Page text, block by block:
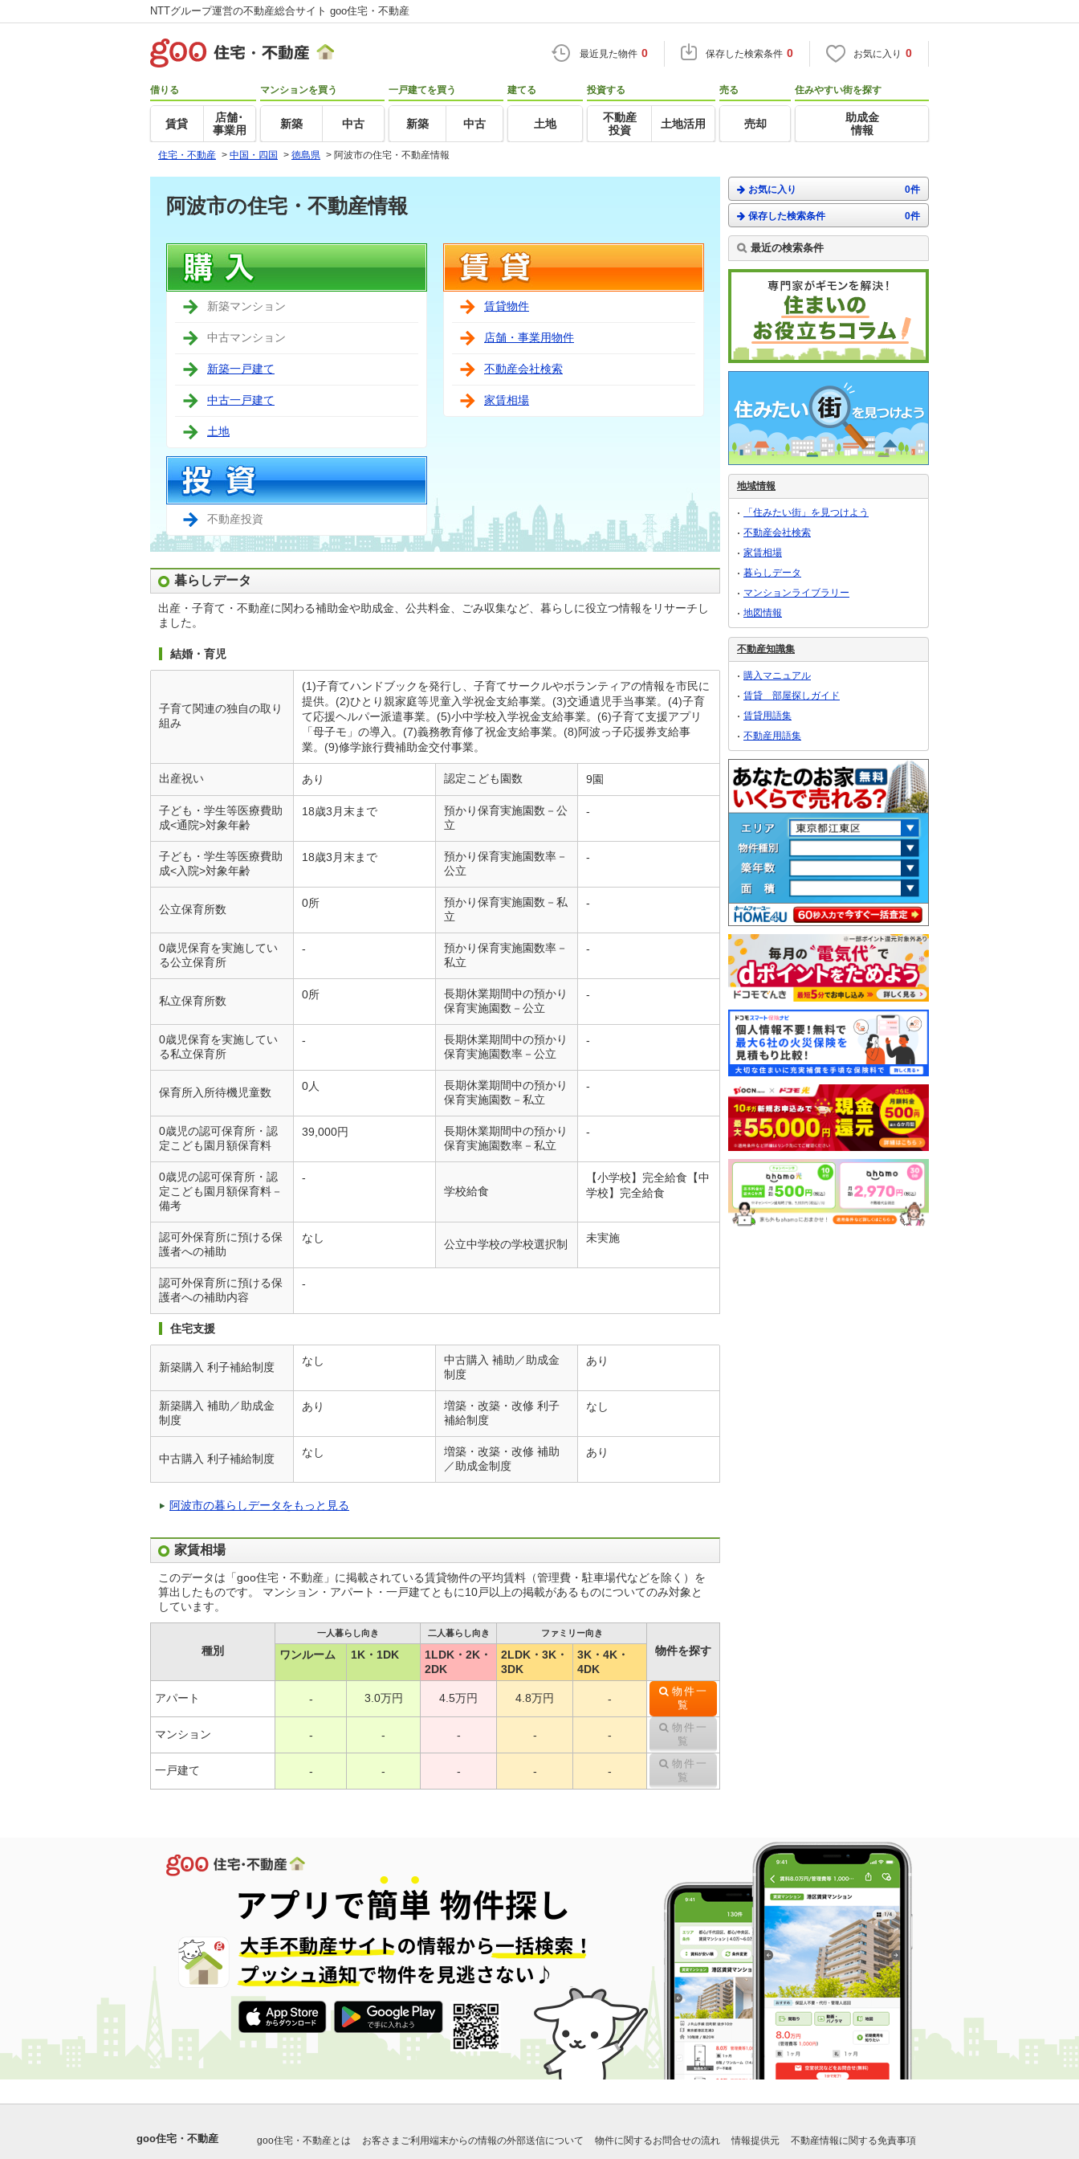
NTTグループ運営の不動産総合サイト goo住宅・不動産
最近見た物件 0 保存した検索条件 0 お気に入り 0
借りる
賃貸
店舗･
事業用
マンションを買う
新築 中古
一戸建てを買う
新築 中古
建てる
土地
投資する
不動産
投資
土地活用
売る
売却
住みやすい街を探す
助成金
情報
住宅・不動産 > 中国・四国 > 徳島県 > 阿波市の住宅・不動産情報
阿波市の住宅・不動産情報
新築マンション
中古マンション
新築一戸建て
中古一戸建て
土地
不動産投資
賃貸物件
店舗・事業用物件
不動産会社検索
家賃相場
暮らしデータ
出産・子育て・不動産に関わる補助金や助成金、公共料金、ごみ収集など、暮らしに役立つ情報をリサーチし
ました。
結婚・育児
子育て関連の独自の取り
組み
(1)子育てハンドブックを発行し、子育てサークルやボランティアの情報を市民に
提供。(2)ひとり親家庭等児童入学祝金支給事業。(3)交通遺児手当事業。(4)子育
て応援ヘルパー派遣事業。(5)小中学校入学祝金支給事業。(6)子育て支援アプリ
「母子モ」の導入。(7)義務教育修了祝金支給事業。(8)阿波っ子応援券支給事
業。(9)修学旅行費補助金交付事業。
出産祝い あり 認定こども園数 9園
子ども・学生等医療費助
成<通院>対象年齢
18歳3月末まで
預かり保育実施園数－公
立
-
子ども・学生等医療費助
成<入院>対象年齢
18歳3月末まで
預かり保育実施園数率－
公立
-
公立保育所数 0所
預かり保育実施園数－私
立
-
0歳児保育を実施してい
る公立保育所
-
預かり保育実施園数率－
私立
-
私立保育所数 0所
長期休業期間中の預かり
保育実施園数－公立
-
0歳児保育を実施してい
る私立保育所
-
長期休業期間中の預かり
保育実施園数率－公立
-
保育所入所待機児童数 0人
長期休業期間中の預かり
保育実施園数－私立
-
0歳児の認可保育所・認
定こども園月額保育料
39,000円
長期休業期間中の預かり
保育実施園数率－私立
-
0歳児の認可保育所・認
定こども園月額保育料－
備考
-
学校給食
【小学校】完全給食【中
学校】完全給食
認可外保育所に預ける保
護者への補助
なし 公立中学校の学校選択制 未実施
認可外保育所に預ける保
護者への補助内容
-
住宅支援
新築購入 利子補給制度 なし
中古購入 補助／助成金
制度
あり
新築購入 補助／助成金
制度
あり
増築・改築・改修 利子
補給制度
なし
中古購入 利子補給制度 なし
増築・改築・改修 補助
／助成金制度
あり
阿波市の暮らしデータをもっと見る
家賃相場
このデータは「goo住宅・不動産」に掲載されている賃貸物件の平均賃料（管理費・駐車場代などを除く）を
算出したものです。 マンション・アパート・一戸建てともに10戸以上の掲載があるものについてのみ対象と
しています。
種別
一人暮らし向き 二人暮らし向き ファミリー向き
物件を探す
ワンルーム 1K・1DK
1LDK・2K・
2DK
2LDK・3K・
3DK
3K・4K・
4DK
アパート - 3.0万円 4.5万円 4.8万円 -
物件一
覧
マンション - - - - -
物件一
覧
一戸建て - - - - -
物件一
覧
お気に入り 0件
保存した検索条件 0件
最近の検索条件
地域情報
「住みたい街」を見つけよう
不動産会社検索
家賃相場
暮らしデータ
マンションライブラリー
地図情報
不動産知識集
購入マニュアル
賃貸 部屋探しガイド
賃貸用語集
不動産用語集
goo住宅・不動産 goo住宅・不動産とは お客さまご利用端末からの情報の外部送信について 物件に関するお問合せの流れ 情報提供元 不動産情報に関する免責事項